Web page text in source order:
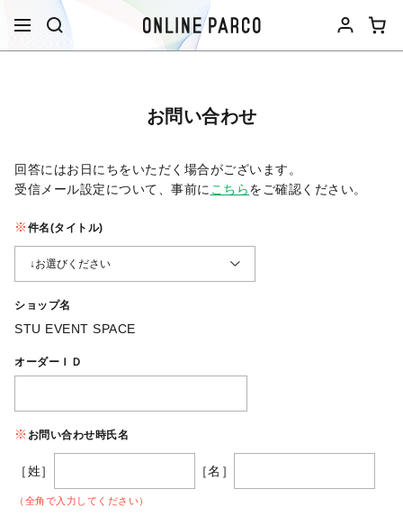
お問い合わせ
回答にはお日にちをいただく場合がございます。
受信メール設定について、事前に こちらをご確認ください。​
件名(タイトル)
ショップ名
STU EVENT SPACE
オーダーＩＤ
お問い合わせ時氏名
［姓］ ［名］
（全角で入力してください）